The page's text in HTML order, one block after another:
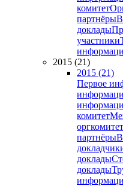
комитет
партнёры
доклады
участники
2015 (21)
2015 (21)
Первое
комитет
оргкомитет
партнёры
доклады
доклады